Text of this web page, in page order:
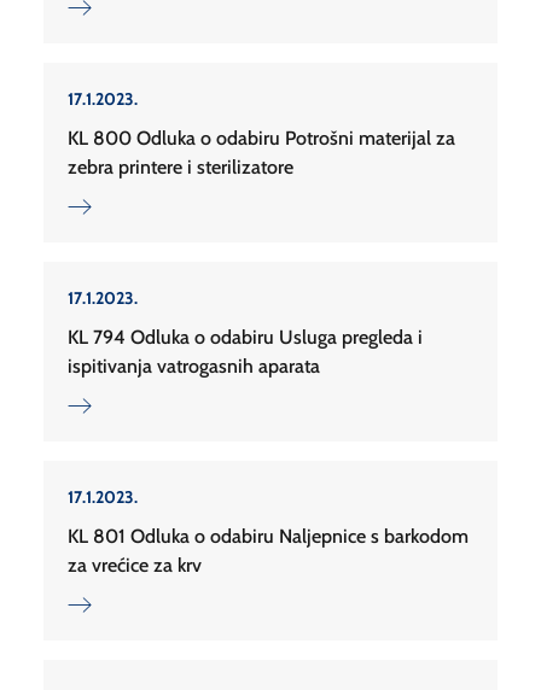
17.1.2023.
KL 800 Odluka o odabiru Potrošni materijal za
zebra printere i sterilizatore
17.1.2023.
KL 794 Odluka o odabiru Usluga pregleda i
ispitivanja vatrogasnih aparata
17.1.2023.
KL 801 Odluka o odabiru Naljepnice s barkodom
za vrećice za krv